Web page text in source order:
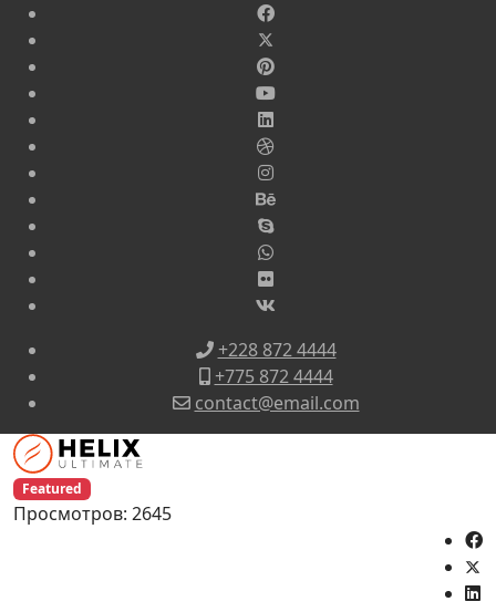
+228 872 4444
+775 872 4444
contact@email.com
Featured
Просмотров: 2645